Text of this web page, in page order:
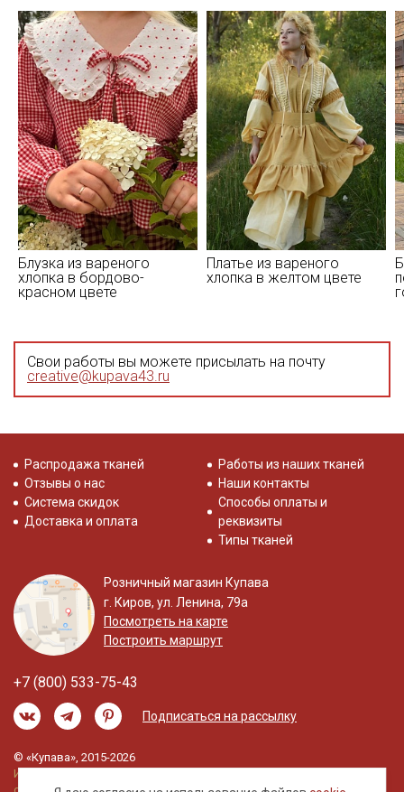
Блузка из вареного
хлопка в бордово-
красном цвете
Платье из вареного
хлопка в желтом цвете
Свои работы вы можете присылать на почту
creative@kupava43.ru
Распродажа тканей
Отзывы о нас
Система скидок
Доставка и оплата
Работы из наших тканей
Наши контакты
Способы оплаты и
реквизиты
Типы тканей
Розничный магазин Купава
г. Киров, ул. Ленина, 79а
Посмотреть на карте
Построить маршрут
+7 (800) 533-75-43
Подписаться на рассылку
© «Купава», 2015-2026
Информация на сайте не является публичной